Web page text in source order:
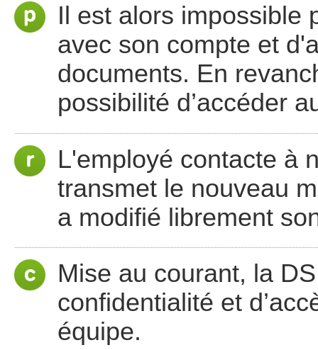
Il est alors impossible
avec son compte et
documents. En
possibilité d’accéder
L'employé contacte à
transmet le nouveau
a modifié librement
Mise au courant, la
confidentialité et
équipe.